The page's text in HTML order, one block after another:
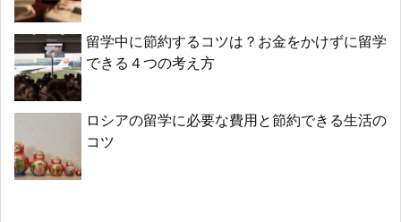
留学中に節約するコツは？お金をかけずに留学
できる４つの考え方
ロシアの留学に必要な費用と節約できる生活の
コツ